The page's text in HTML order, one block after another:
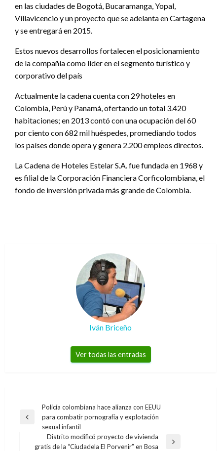
en las ciudades de Bogotá, Bucaramanga, Yopal,
Villavicencio y un proyecto que se adelanta en Cartagena
y se entregará en 2015.
Estos nuevos desarrollos fortalecen el posicionamiento
de la compañía como líder en el segmento turístico y
corporativo del país
Actualmente la cadena cuenta con 29 hoteles en
Colombia, Perú y Panamá, ofertando un total 3.420
habitaciones; en 2013 contó con una ocupación del 60
por ciento con 682 mil huéspedes, promediando todos
los países donde opera y genera 2.200 empleos directos.
La Cadena de Hoteles Estelar S.A. fue fundada en 1968 y
es filial de la Corporación Financiera Corficolombiana, el
fondo de inversión privada más grande de Colombia.
Iván Briceño
Ver todas las entradas
Navegación
de
entradas
Entrada
Policía colombiana hace alianza con EEUU
para combatir pornografía y explotación
sexual infantil
Entrada
Distrito modificó proyecto de vivienda
gratis de la “Ciudadela El Porvenir” en Bosa